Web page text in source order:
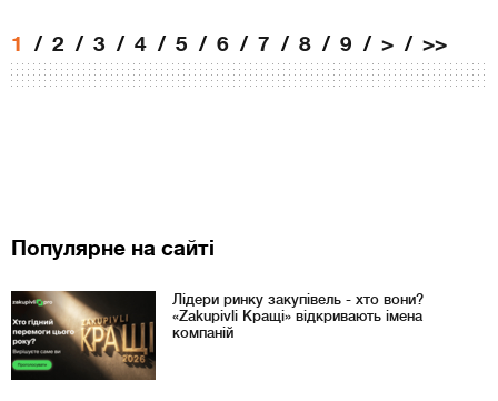
1 2 3 4 5 6 7 8 9 > >>
Популярне на сайті
Лідери ринку закупівель - хто вони?
«Zakupivli Кращі» відкривають імена
компаній